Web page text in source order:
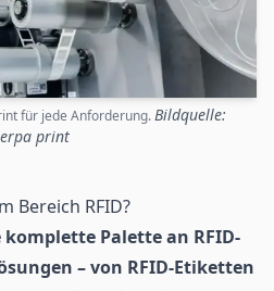
für jede Anforderung. Bildquelle:
print
Bereich RFID?
Palette an RFID-
– von RFID-Etiketten